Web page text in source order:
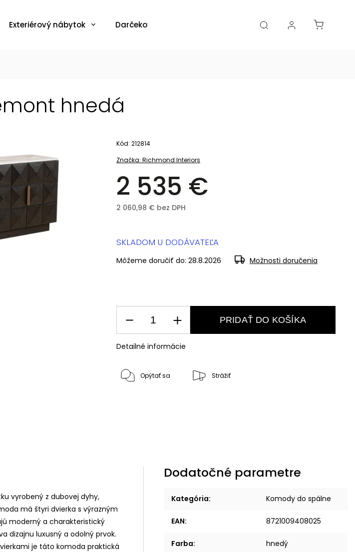
Exteriérový nábytok Darčekové poukazy Katalógy Blogy
hnedá
Značka: Richmond Interiors
2 535 €
2 060,98 € bez DPH
Kód: 212814
SKLADOM U DODÁVATEĽA
Môžeme doručiť do: 28.8.2026 Možnosti doručenia
PRIDAŤ DO KOŠÍKA
Detailné informácie
Opýtať sa Strážiť
vyrobený z dubovej dyhy,
má štyri dvierka s výrazným
moderný a charakteristický
dizajnu luxusný a odolný prvok.
je táto komoda praktická
Dodatočné parametre
Kategória: Komody do spálne
EAN: 8721009408025
Farba: hnedý